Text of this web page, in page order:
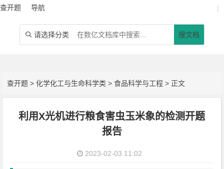
查开题 导航 |
 请选择分类 搜文档
查开题 >化学化工与生命科学类 >食品科学与工程 > 正文
利用X光机进行粮食害虫玉米象的检测开题
报告
2023-02-03 11:02